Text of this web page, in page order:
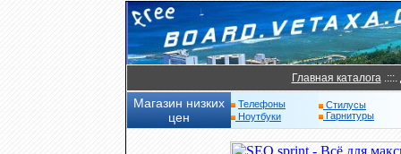
Главная каталога.:::.
Магазин низких
цен
Телефоны
Ноутбуки
Стилусы
Гарнитуры